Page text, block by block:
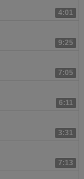
4:01
9:25
7:05
6:11
3:31
7:13